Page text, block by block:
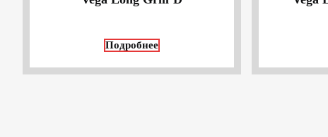
Подробнее